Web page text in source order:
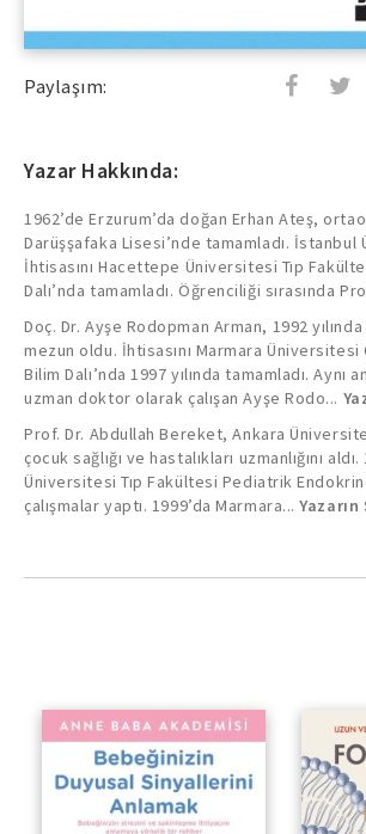
Paylaşım:
Yazar Hakkında:
1962’de Erzurum’da doğan Erhan Ateş,
Darüşşafaka Lisesi’nde tamamladı.
İhtisasını Hacettepe Üniversitesi Tıp
Dalı’nda tamamladı. Öğrenciliği sırasında
Doç. Dr. Ayşe Rodopman Arman, 1992
mezun oldu. İhtisasını Marmara Üniversitesi
Bilim Dalı’nda 1997 yılında tamamladı. Aynı
uzman doktor olarak çalışan Ayşe Rodo...
Prof. Dr. Abdullah Bereket, Ankara
çocuk sağlığı ve hastalıkları uzmanlığını
Üniversitesi Tıp Fakültesi Pediatrik
çalışmalar yaptı. 1999’da Marmara...